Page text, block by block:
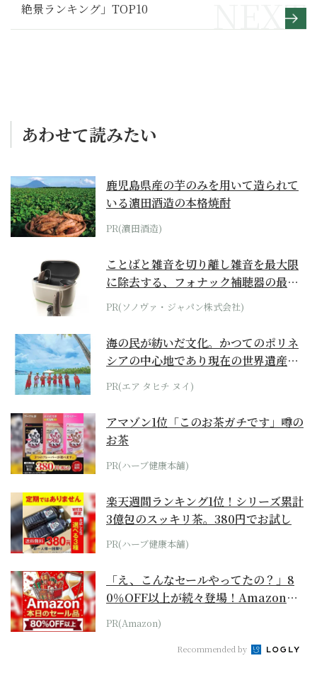
絶景ランキング」TOP10
あわせて読みたい
鹿児島県産の芋のみを用いて造られて
いる濵田酒造の本格焼酎
PR(濵田酒造)
ことばと雑音を切り離し雑音を最大限
に除去する、フォナック補聴器の最上
位モデル
PR(ソノヴァ・ジャパン株式会社)
海の民が紡いだ文化。かつてのポリネ
シアの中心地であり現在の世界遺産か
らみえてくる...
PR(エア タヒチ ヌイ)
アマゾン1位「このお茶ガチです」噂の
お茶
PR(ハーブ健康本舗)
楽天週間ランキング1位！シリーズ累計
3億包のスッキリ茶。380円でお試し
PR(ハーブ健康本舗)
「え、こんなセールやってたの？」8
0％OFF以上が続々登場！Amazonの
本気が...
PR(Amazon)
Recommended by